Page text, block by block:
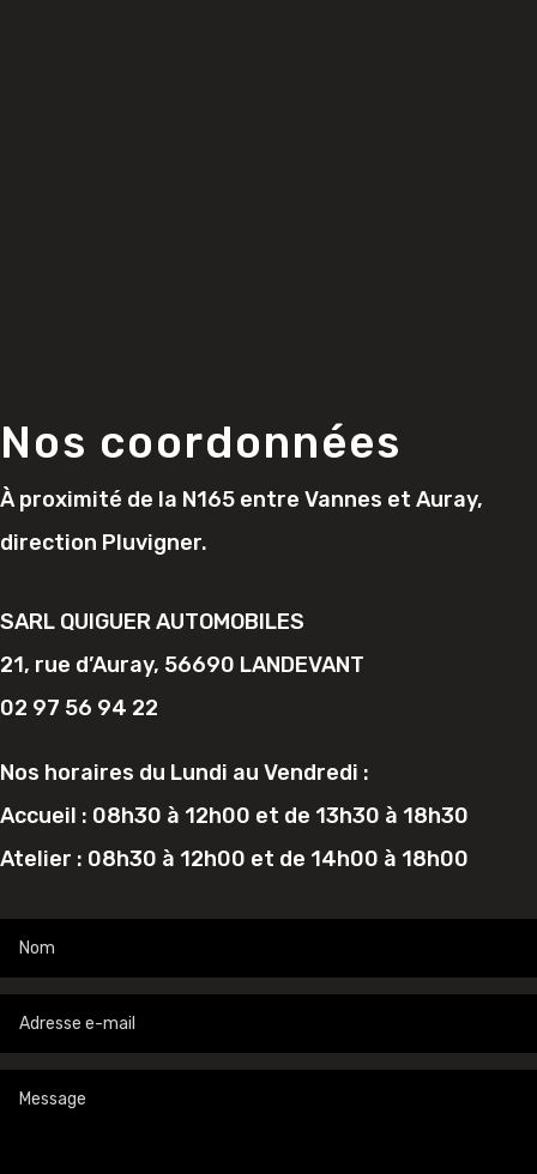
Nos coordonnées
À proximité de la N165 entre Vannes et Auray,
direction Pluvigner.
SARL QUIGUER AUTOMOBILES
21, rue d’Auray, 56690 LANDEVANT
02 97 56 94 22
Nos horaires du Lundi au Vendredi :
Accueil : 08h30 à 12h00 et de 13h30 à 18h30
Atelier : 08h30 à 12h00 et de 14h00 à 18h00